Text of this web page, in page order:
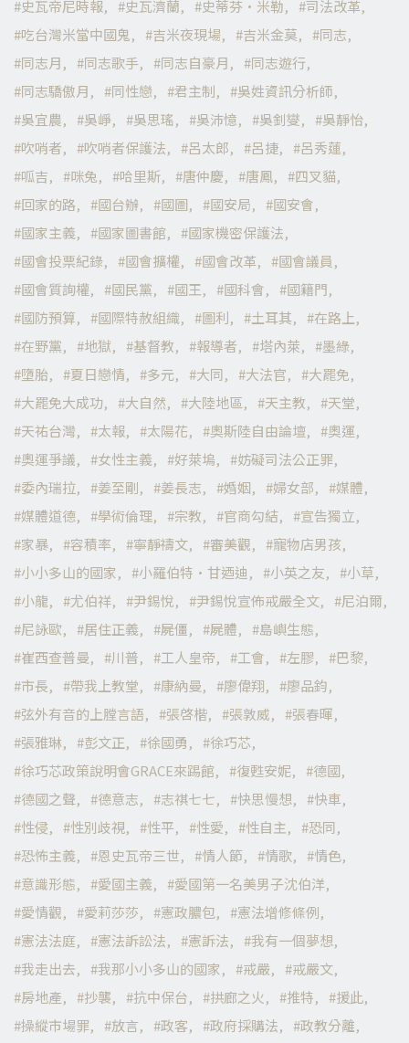
史瓦帝尼時報 史瓦濟蘭 史蒂芬·米勒
司法改革
吃台灣米當中國鬼
吉米夜現場 吉米金莫
同志
同志月
同志歌手 同志自豪月
同志遊行
同志驕傲月
同性戀 君主制
吳姓資訊分析師
吳宜農
吳崢 吳思瑤 吳沛憶 吳釗燮
吳靜怡
吹哨者
吹哨者保護法 呂太郎 呂捷
呂秀蓮
呱吉
咪兔 哈里斯 唐仲慶 唐鳳
四叉貓
回家的路
國台辦 國圖 國安局
國安會
國家主義
國家圖書館
國家機密保護法
國會投票紀錄
國會擴權 國會改革
國會議員
國會質詢權
國民黨 國王 國科會
國籍門
國防預算
國際特赦組織 圖利 土耳其
在路上
在野黨
地獄 基督教 報導者 塔內萊
墨綠
墮胎
夏日戀情 多元 大同 大法官
大罷免
大罷免大成功
大自然 大陸地區 天主教
天堂
天祐台灣
太報 太陽花 奧斯陸自由論壇
奧運
奧運爭議
女性主義 好萊塢
妨礙司法公正罪
委內瑞拉
姜至剛 姜長志 婚姻 婦女部
媒體
媒體道德
學術倫理 宗教 官商勾結
宣告獨立
家暴
容積率 寧靜禱文 審美觀
寵物店男孩
小小多山的國家
小羅伯特·甘迺迪 小英之友
小草
小龍
尤伯祥 尹錫悅 尹錫悅宣佈戒嚴全文
尼泊爾
尼詠歐
居住正義 屍僵 屍體
島嶼生態
崔西查普曼
川普 工人皇帝 工會 左膠
巴黎
市長
帶我上教堂 康納曼 廖偉翔
廖品鈞
弦外有音的上膛言語
張啓楷 張敦威
張春暉
張雅琳
彭文正 徐國勇
徐巧芯
徐巧芯政策說明會GRACE來踢館
復甦安妮
德國
德國之聲
德意志 志祺七七 快思慢想
快車
性侵
性別歧視 性平 性愛 性自主
恐同
恐怖主義
恩史瓦帝三世 情人節 情歌
情色
意識形態
愛國主義
愛國第一名美男子沈伯洋
愛情觀
愛莉莎莎 憲政膿包
憲法增修條例
憲法法庭
憲法訴訟法 憲訴法
我有一個夢想
我走出去
我那小小多山的國家 戒嚴
戒嚴文
房地產
抄襲 抗中保台 拱廊之火 推特
援此
操縱市場罪
放言 政客 政府採購法
政教分離